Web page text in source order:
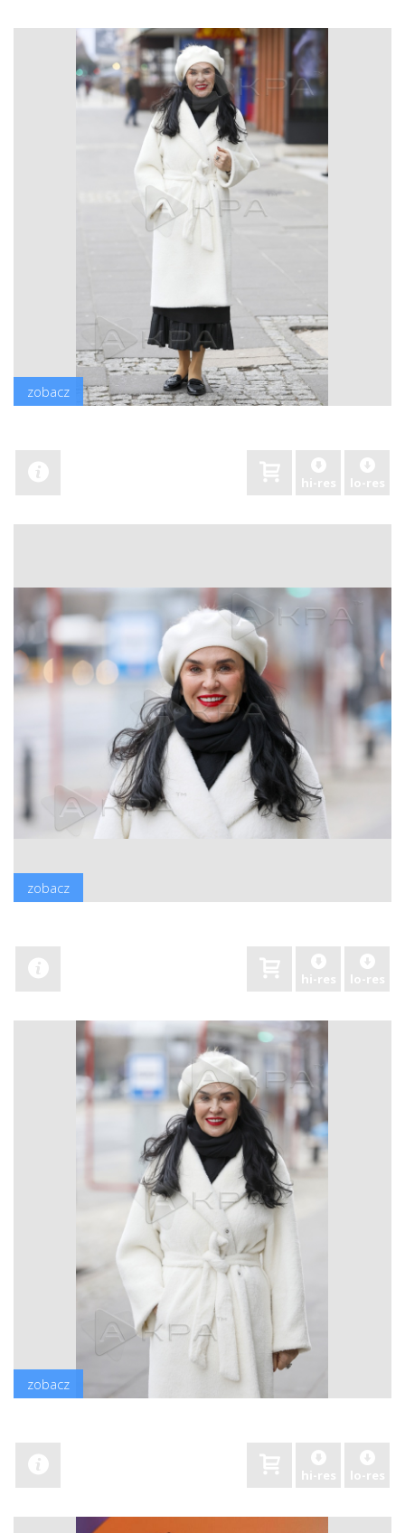
zobacz
hi-res lo-res
zobacz
hi-res lo-res
zobacz
hi-res lo-res